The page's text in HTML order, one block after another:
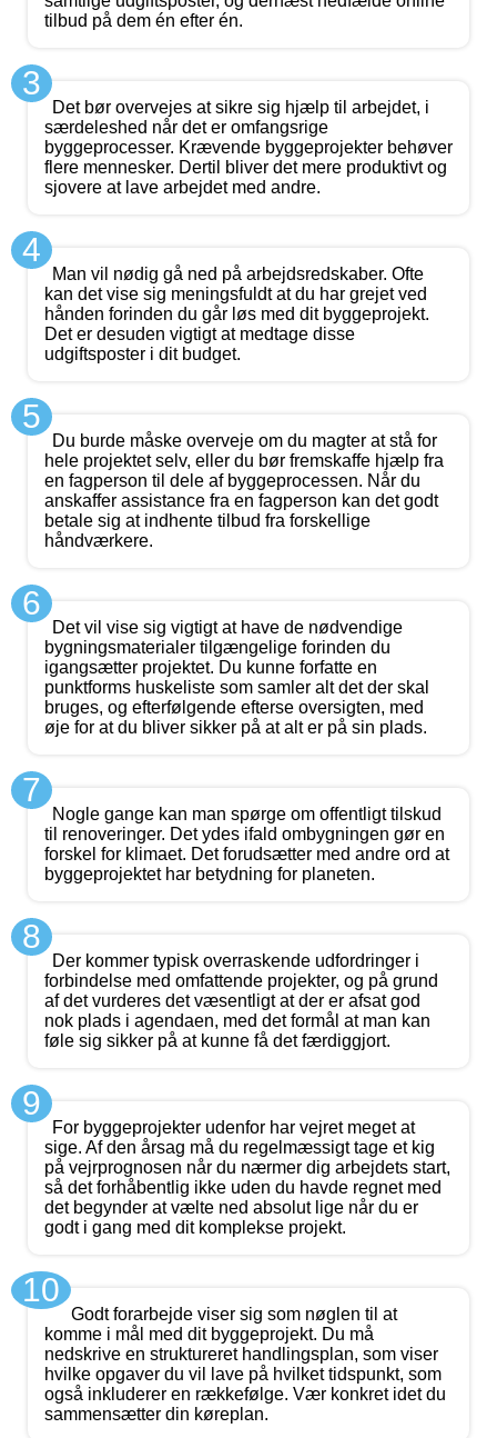
tilbud på dem én efter én.
3
Det bør overvejes at sikre sig hjælp til arbejdet, i
særdeleshed når det er omfangsrige
byggeprocesser. Krævende byggeprojekter behøver
flere mennesker. Dertil bliver det mere produktivt og
sjovere at lave arbejdet med andre.
4
Man vil nødig gå ned på arbejdsredskaber. Ofte
kan det vise sig meningsfuldt at du har grejet ved
hånden forinden du går løs med dit byggeprojekt.
Det er desuden vigtigt at medtage disse
udgiftsposter i dit budget.
5
Du burde måske overveje om du magter at stå for
hele projektet selv, eller du bør fremskaffe hjælp fra
en fagperson til dele af byggeprocessen. Når du
anskaffer assistance fra en fagperson kan det godt
betale sig at indhente tilbud fra forskellige
håndværkere.
6
Det vil vise sig vigtigt at have de nødvendige
bygningsmaterialer tilgængelige forinden du
igangsætter projektet. Du kunne forfatte en
punktforms huskeliste som samler alt det der skal
bruges, og efterfølgende efterse oversigten, med
øje for at du bliver sikker på at alt er på sin plads.
7
Nogle gange kan man spørge om offentligt tilskud
til renoveringer. Det ydes ifald ombygningen gør en
forskel for klimaet. Det forudsætter med andre ord at
byggeprojektet har betydning for planeten.
8
Der kommer typisk overraskende udfordringer i
forbindelse med omfattende projekter, og på grund
af det vurderes det væsentligt at der er afsat god
nok plads i agendaen, med det formål at man kan
føle sig sikker på at kunne få det færdiggjort.
9
For byggeprojekter udenfor har vejret meget at
sige. Af den årsag må du regelmæssigt tage et kig
på vejrprognosen når du nærmer dig arbejdets start,
så det forhåbentlig ikke uden du havde regnet med
det begynder at vælte ned absolut lige når du er
godt i gang med dit komplekse projekt.
10
Godt forarbejde viser sig som nøglen til at
komme i mål med dit byggeprojekt. Du må
nedskrive en struktureret handlingsplan, som viser
hvilke opgaver du vil lave på hvilket tidspunkt, som
også inkluderer en rækkefølge. Vær konkret idet du
sammensætter din køreplan.